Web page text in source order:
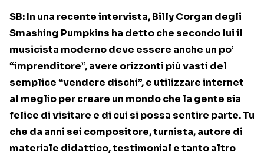
SB: In una recente intervista, Billy Corgan degli
Smashing Pumpkins ha detto che secondo lui il
musicista moderno deve essere anche un po’
“imprenditore”, avere orizzonti più vasti del
semplice “vendere dischi”, e utilizzare internet
al meglio per creare un mondo che la gente sia
felice di visitare e di cui si possa sentire parte. Tu
che da anni sei compositore, turnista, autore di
materiale didattico, testimonial e tanto altro